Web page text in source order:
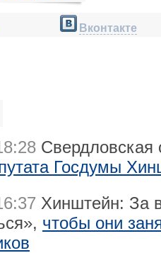
Вконтакте
Госдумы
Хинштейн: За
чтобы они